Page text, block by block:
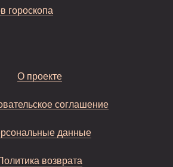
гороскопа
О проекте
соглашение
данные
возврата